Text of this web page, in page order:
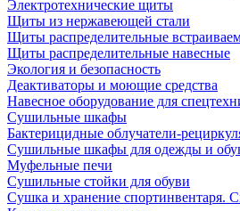
Электротехнические щиты
Щиты из нержавеющей стали
Щиты распределительные
Щиты распределительные навесные
Экология и безопасность
Деактиваторы и моющие средства
Навесное оборудование для
Сушильные шкафы
Бактерицидные облучатели-
Сушильные шкафы для одежды и
Муфельные печи
Сушильные стойки для обуви
Сушка и хранение спортинвентаря.